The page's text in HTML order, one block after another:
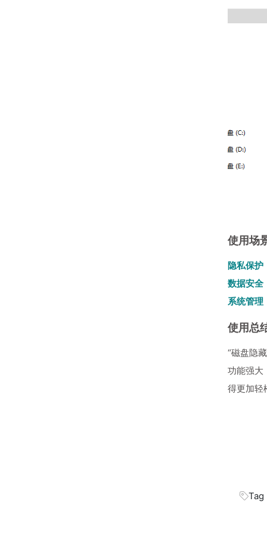
使用场
隐私保护
数据安全
系统管理
使用总
“磁盘隐
功能强大
得更加轻
Tag